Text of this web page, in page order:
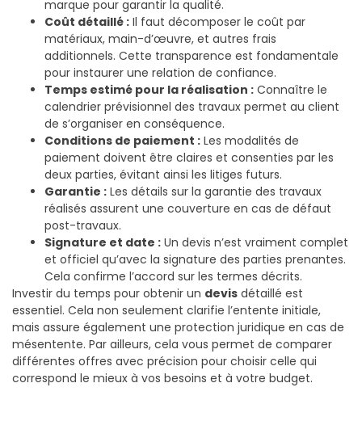
marque pour garantir la qualité.
Coût détaillé : Il faut décomposer le coût par
matériaux, main-d’œuvre, et autres frais
additionnels. Cette transparence est fondamentale
pour instaurer une relation de confiance.
Temps estimé pour la réalisation : Connaître le
calendrier prévisionnel des travaux permet au client
de s’organiser en conséquence.
Conditions de paiement : Les modalités de
paiement doivent être claires et consenties par les
deux parties, évitant ainsi les litiges futurs.
Garantie : Les détails sur la garantie des travaux
réalisés assurent une couverture en cas de défaut
post-travaux.
Signature et date : Un devis n’est vraiment complet
et officiel qu’avec la signature des parties prenantes.
Cela confirme l’accord sur les termes décrits.
Investir du temps pour obtenir un devis détaillé est
essentiel. Cela non seulement clarifie l’entente initiale,
mais assure également une protection juridique en cas de
mésentente. Par ailleurs, cela vous permet de comparer
différentes offres avec précision pour choisir celle qui
correspond le mieux à vos besoins et à votre budget.